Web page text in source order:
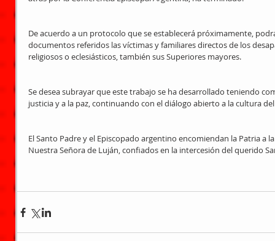
De acuerdo a un protocolo que se establecerá próximamente,
documentos referidos las víctimas y familiares directos de los
religiosos o eclesiásticos, también sus Superiores mayores.
Se desea subrayar que este trabajo se ha desarrollado teniendo
justicia y a la paz, continuando con el diálogo abierto a la cultura
El Santo Padre y el Episcopado argentino encomiendan la Patria a
Nuestra Señora de Luján, confiados en la intercesión del querido